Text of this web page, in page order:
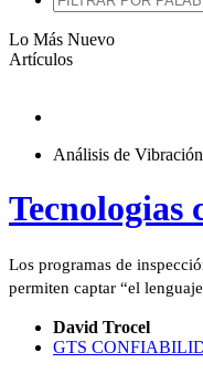
Lo Más Nuevo
Artículos
Análisis de Vibración
Los programas de
permiten captar “el
David Trocel
GTS